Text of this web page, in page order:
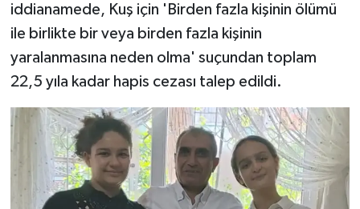
iddianamede, Kuş için 'Birden fazla kişinin ölümü
ile birlikte bir veya birden fazla kişinin
yaralanmasına neden olma' suçundan toplam
22,5 yıla kadar hapis cezası talep edildi.